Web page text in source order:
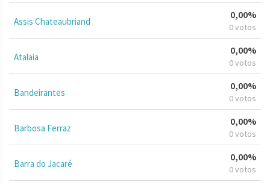
Assis Chateaubriand
0,00%
0 votos
Atalaia
0,00%
0 votos
Bandeirantes
0,00%
0 votos
Barbosa Ferraz
0,00%
0 votos
Barra do Jacaré
0,00%
0 votos